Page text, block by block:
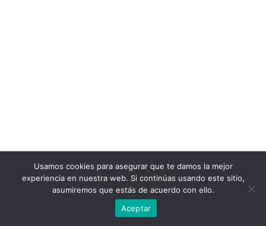
Usamos cookies para asegurar que te damos la mejor
experiencia en nuestra web. Si continúas usando este sitio,
asumiremos que estás de acuerdo con ello.
Aceptar